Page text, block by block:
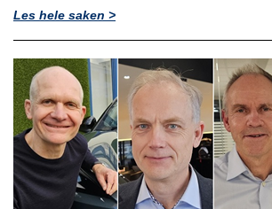
Les hele saken >